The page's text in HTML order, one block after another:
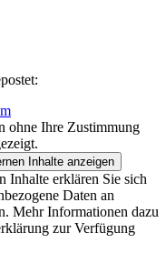
ohne Ihre Zustimmung
Inhalte anzeigen
Inhalte erklären Sie sich
Daten an
Mehr Informationen dazu
zur Verfügung